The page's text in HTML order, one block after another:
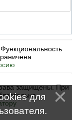
КОТОРЫЕ МОГУТ
ЛИЦА
защищены. При
для